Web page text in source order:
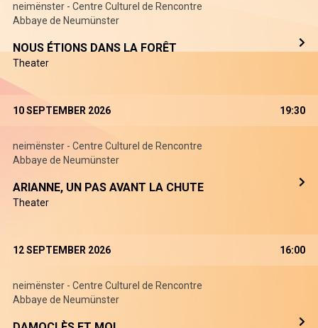
neimënster - Centre Culturel de Rencontre
Abbaye de Neumünster
NOUS ÉTIONS DANS LA FORÊT
Theater
10 SEPTEMBER 2026 19:30
neimënster - Centre Culturel de Rencontre
Abbaye de Neumünster
ARIANNE, UN PAS AVANT LA CHUTE
Theater
12 SEPTEMBER 2026 16:00
neimënster - Centre Culturel de Rencontre
Abbaye de Neumünster